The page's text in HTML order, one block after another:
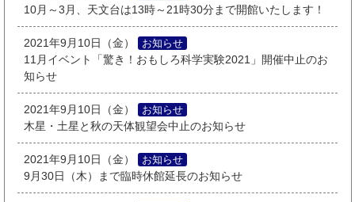
10月～3月、天文台は13時～21時30分まで開館いたします！
2021年9月10日（金）
お知らせ
11月イベント「驚き！おもしろ科学実験2021」開催中止のお
知らせ
2021年9月10日（金）
お知らせ
木星・土星と秋の天体観望会中止のお知らせ
2021年9月10日（金）
お知らせ
9月30日（木）まで臨時休館延長のお知らせ